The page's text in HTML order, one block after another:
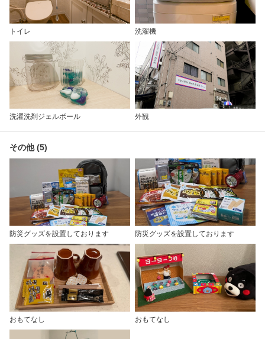
トイレ 洗濯機
洗濯洗剤ジェルボール 外観
その他 (5)
防災グッズを設置しております 防災グッズを設置しております
おもてなし おもてなし